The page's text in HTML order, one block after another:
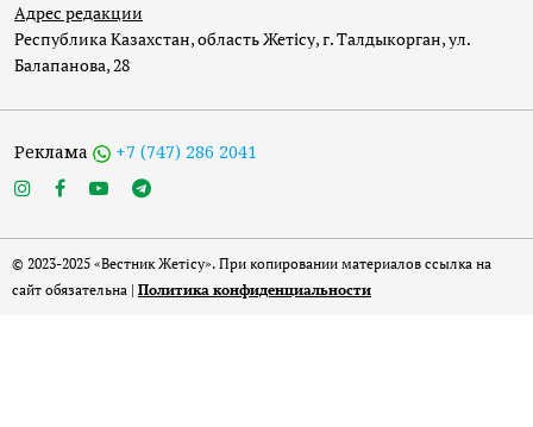
Адрес редакции
Республика Казахстан, область Жетісу, г. Талдыкорган, ул.
Балапанова, 28
Реклама +7 (747) 286 2041
© 2023-2025 «Вестник Жетісу». При копировании материалов ссылка на
сайт обязательна | Политика конфиденциальности